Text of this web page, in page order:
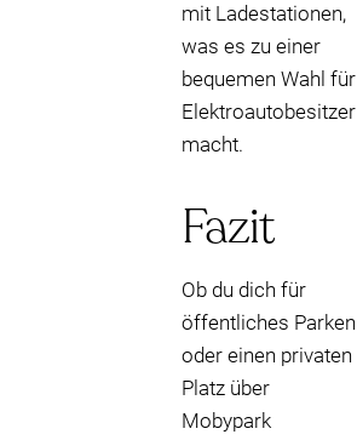
mit Ladestationen,
was es zu einer
bequemen Wahl für
Elektroautobesitzer
macht.
Fazit
Ob du dich für
öffentliches Parken
oder einen privaten
Platz über
Mobypark